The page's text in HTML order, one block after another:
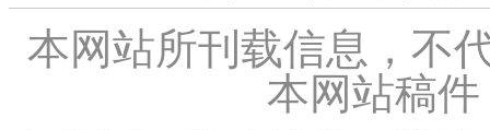
本网站所刊载信息，不
本网站稿